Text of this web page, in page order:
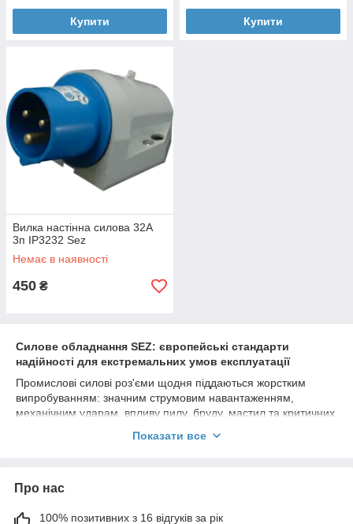
Купити Купити
Вилка настінна силова 32А
3п IP3232 Sez
Немає в наявності
450 ₴
Силове обладнання SEZ: європейські стандарти
надійності для екстремальних умов експлуатації
Промислові силові роз'єми щодня піддаються жорстким
випробуванням: значним струмовим навантаженням,
механічним ударам, впливу пилу, бруду, мастил та критичних
аналоги призводить до послаблення затискачів, обгорання
elektrotechnické závody)
суворих міжнародних стандартів IEC 60309, що гарантує
Показати все
Про нас
100% позитивних з 16 відгуків за рік